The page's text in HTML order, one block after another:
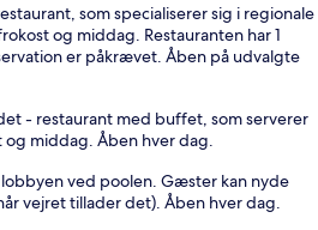
som specialiserer sig i regionale
og middag. Restauranten har 1
er påkrævet. Åben på udvalgte
- restaurant med buffet, som serverer
middag. Åben hver dag.
ved poolen. Gæster kan nyde
vejret tillader det). Åben hver dag.